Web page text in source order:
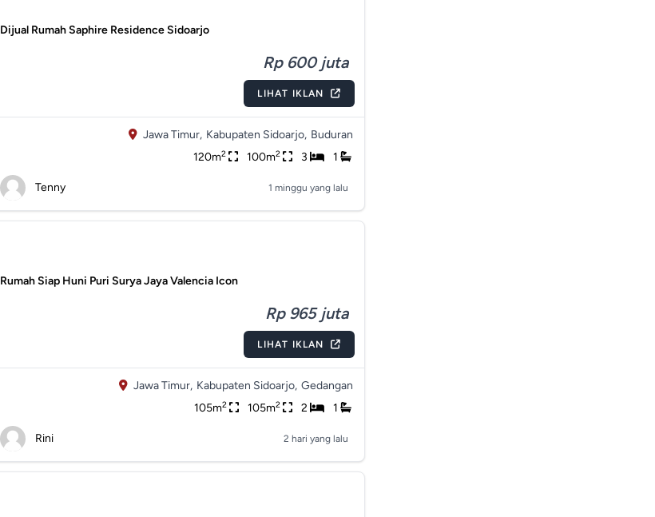
Dijual Rumah Saphire Residence Sidoarjo
Rp 600 juta
LIHAT IKLAN
Jawa Timur, Kabupaten Sidoarjo, Buduran
120m2 100m2 3 1
Tenny 1 minggu yang lalu
Rumah Siap Huni Puri Surya Jaya Valencia Icon
Rp 965 juta
LIHAT IKLAN
Jawa Timur, Kabupaten Sidoarjo, Gedangan
105m2 105m2 2 1
Rini 2 hari yang lalu